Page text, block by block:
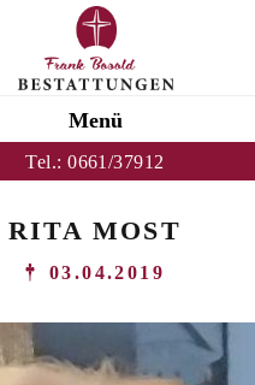
Menü
Tel.:0661/37912
RITA MOST
03.04.2019